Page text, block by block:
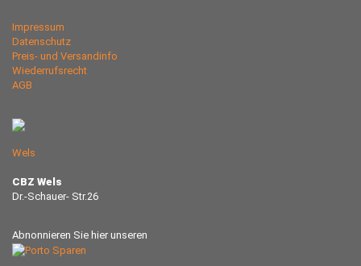
Impressum
Datenschutz
Preis- und Versandinfo
Wiederrufsrecht
AGB
Wels
CBZ Wels
Dr.-Schauer- Str.26
Abnonnieren Sie hier unseren